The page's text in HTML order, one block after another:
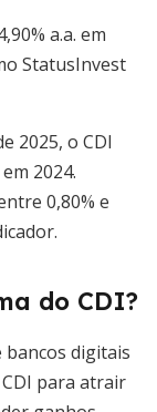
a.a. em
StatusInvest
2025, o CDI
2024.
0,80% e
do CDI?
bancos digitais
para atrair